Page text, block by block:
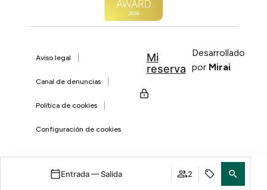
Entrada — Salida 2
Aviso legal
Canal de denuncias
Política de cookies
Configuración de cookies
Mi
reserva
Desarrollado
por Mirai